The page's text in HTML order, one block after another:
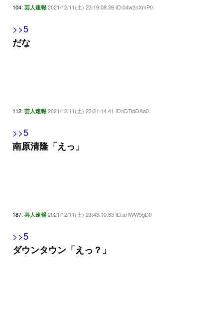
104: 芸人速報 2021/12/11(土) 23:19:08.39 ID:04w2nXmP0
>>5
だな
112: 芸人速報 2021/12/11(土) 23:21:14.41 ID:lQ7idOAa0
>>5
南原清隆「えっ」
187: 芸人速報 2021/12/11(土) 23:43:10.83 ID:arIWW5gD0
>>5
ダウンタウン「えっ？」